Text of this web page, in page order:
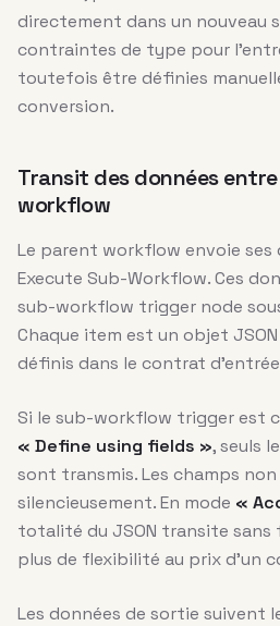
directement dans un nouveau
contraintes de type pour
toutefois être définies
conversion.
Transit des données
workflow
Le parent workflow envoie ses
Execute Sub-Workflow. Ces
sub-workflow trigger node
Chaque item est un objet
définis dans le contrat
Si le sub-workflow trigger est
« Define using fields », seuls
sont transmis. Les champs
silencieusement. En mode «
totalité du JSON transite sans
plus de flexibilité au prix d’un
Les données de sortie suivent